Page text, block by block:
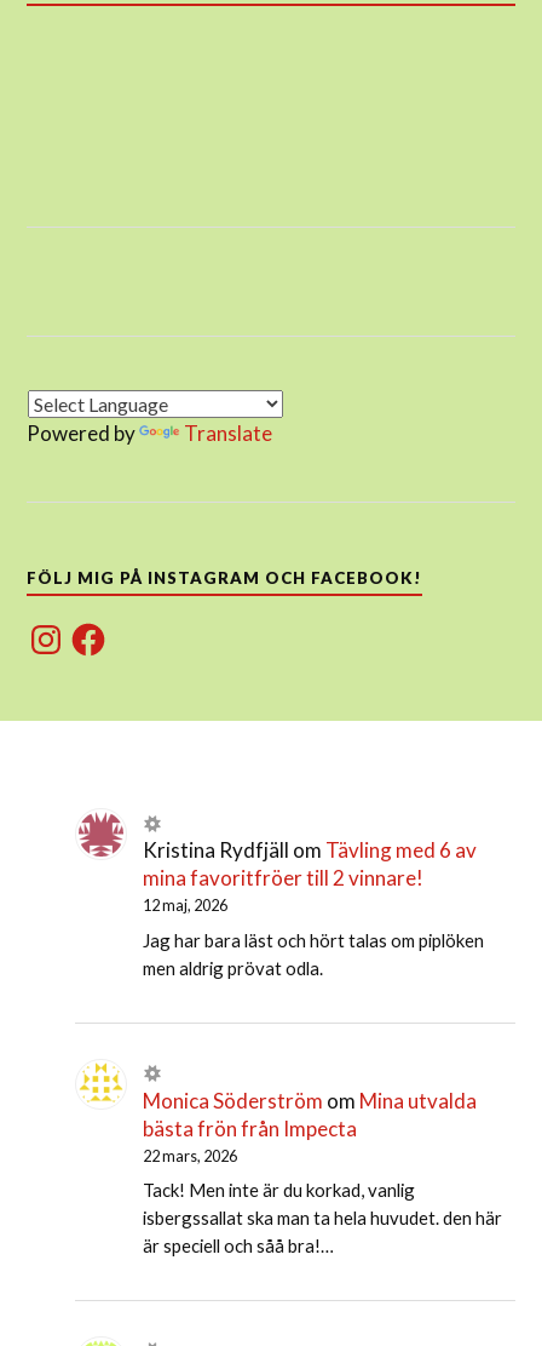
Powered by Translate
FÖLJ MIG PÅ INSTAGRAM OCH FACEBOOK!
InstagramFacebook
Kristina Rydfjäll om Tävling med 6 av
mina favoritfröer till 2 vinnare!
12 maj, 2026
Jag har bara läst och hört talas om piplöken
men aldrig prövat odla.
Monica Söderström om Mina utvalda
bästa frön från Impecta
22 mars, 2026
Tack! Men inte är du korkad, vanlig
isbergssallat ska man ta hela huvudet. den här
är speciell och såå bra!…